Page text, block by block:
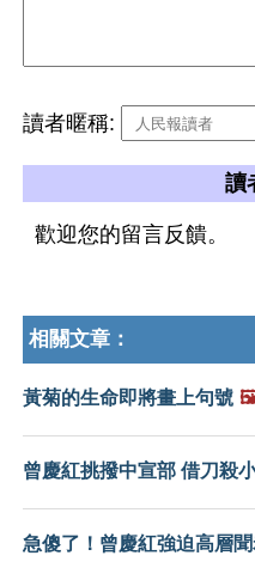
讀者暱稱:
讀
歡迎您的留言反饋。
相關文章：
黃菊的生命即將畫上句號
曾慶紅挑撥中宣部 借刀殺
急傻了！曾慶紅強迫高層